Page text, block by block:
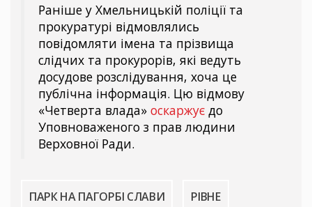
Раніше у Хмельницькій поліції та
прокуратурі відмовлялись
повідомляти імена та прізвища
слідчих та прокурорів, які ведуть
досудове розслідування, хоча це
публічна інформація. Цю відмову
«Четверта влада» оскаржує до
Уповноваженого з прав людини
Верховної Ради.
ПАРК НА ПАГОРБІ СЛАВИ РІВНЕ